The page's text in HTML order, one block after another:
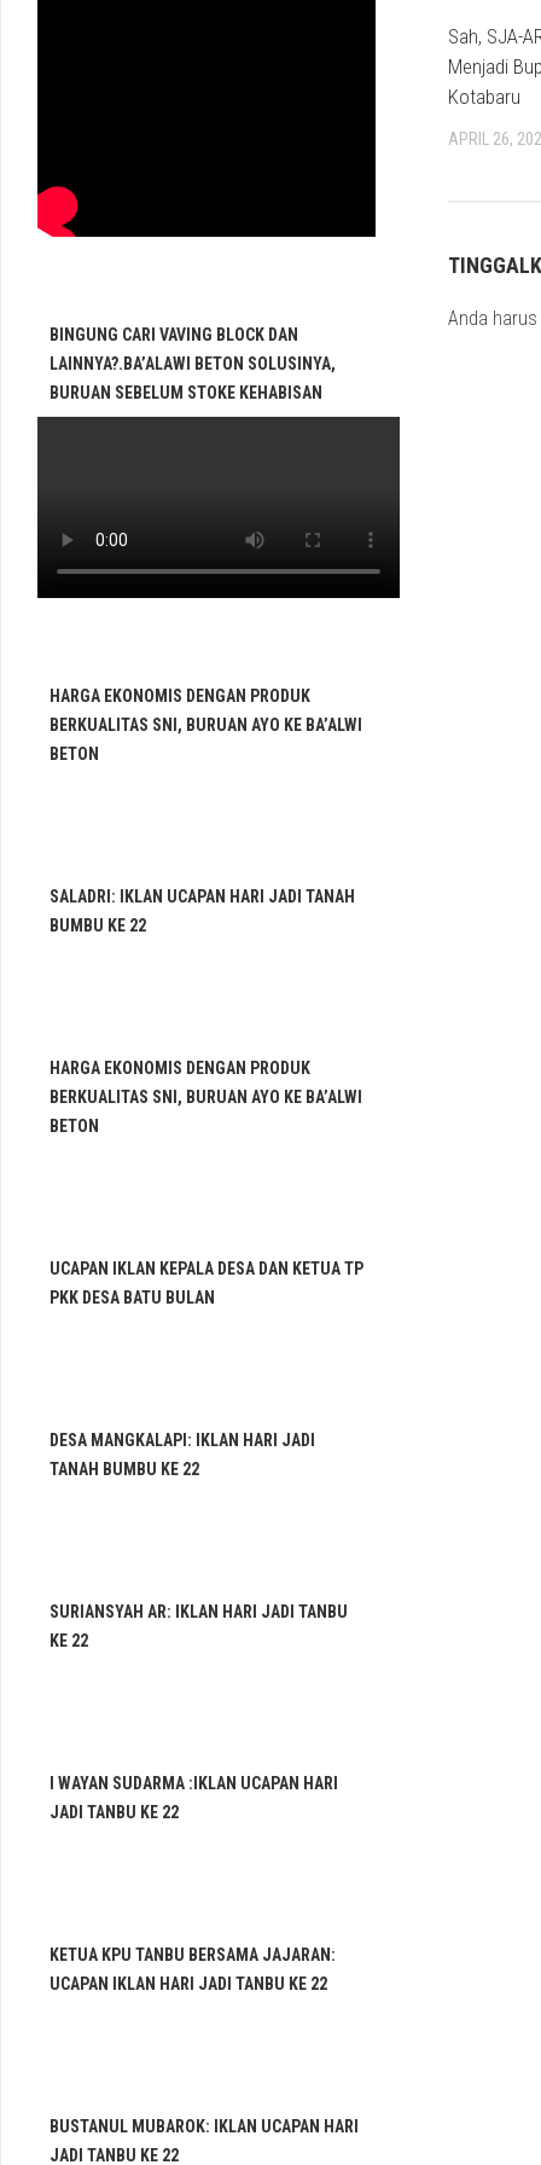
Sah, SJA-
Menjadi
Kotabaru
APRIL 26,
Anda harus
BINGUNG CARI VAVING BLOCK DAN
LAINNYA?.BA’ALAWI BETON SOLUSINYA,
BURUAN SEBELUM STOKE KEHABISAN
HARGA EKONOMIS DENGAN PRODUK
BERKUALITAS SNI, BURUAN AYO KE BA’ALWI
BETON
SALADRI: IKLAN UCAPAN HARI JADI TANAH
BUMBU KE 22
HARGA EKONOMIS DENGAN PRODUK
BERKUALITAS SNI, BURUAN AYO KE BA’ALWI
BETON
UCAPAN IKLAN KEPALA DESA DAN KETUA TP
PKK DESA BATU BULAN
DESA MANGKALAPI: IKLAN HARI JADI
TANAH BUMBU KE 22
SURIANSYAH AR: IKLAN HARI JADI TANBU
KE 22
I WAYAN SUDARMA :IKLAN UCAPAN HARI
JADI TANBU KE 22
KETUA KPU TANBU BERSAMA JAJARAN:
UCAPAN IKLAN HARI JADI TANBU KE 22
BUSTANUL MUBAROK: IKLAN UCAPAN HARI
JADI TANBU KE 22